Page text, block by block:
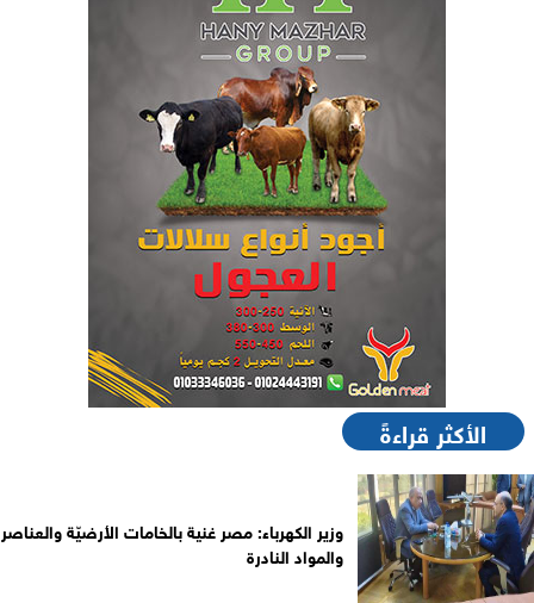
الأكثر قراءةً
وزير الكهرباء: مصر غنية بالخامات الأرضيّة والعناصر
والمواد النادرة